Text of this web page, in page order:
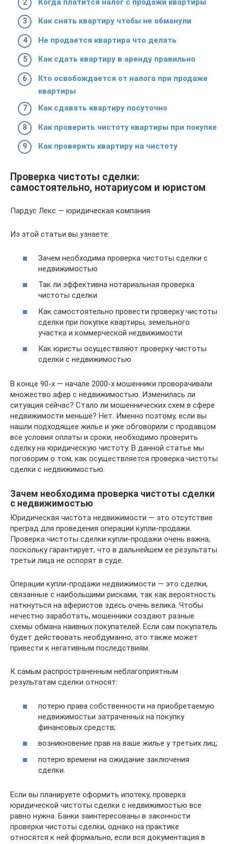
Когда платится налог с продажи квартиры
Как снять квартиру чтобы не обманули
Не продается квартира что делать
Как сдать квартиру в аренду правильно
Кто освобождается от налога при продаже
квартиры
Как сдавать квартиру посуточно
Как проверить чистоту квартиры при покупке
Как проверить квартиру на чистоту
Проверка чистоты сделки:
самостоятельно, нотариусом и юристом
Пардус Лекс — юридическая компания
Из этой статьи вы узнаете:
Зачем необходима проверка чистоты сделки с
недвижимостью
Так ли эффективна нотариальная проверка
чистоты сделки
Как самостоятельно провести проверку чистоты
сделки при покупке квартиры, земельного
участка и коммерческой недвижимости
Как юристы осуществляют проверку чистоты
сделки с недвижимостью
В конце 90-х — начале 2000-х мошенники проворачивали
множество афер с недвижимостью. Изменилась ли
ситуация сейчас? Стало ли мошеннических схем в сфере
недвижимости меньше? Нет. Именно поэтому, если вы
нашли подходящее жилье и уже обговорили с продавцом
все условия оплаты и сроки, необходимо проверить
сделку на юридическую чистоту. В данной статье мы
поговорим о том, как осуществляется проверка чистоты
сделки с недвижимостью.
Зачем необходима проверка чистоты сделки
с недвижимостью
Юридическая чистота недвижимости — это отсутствие
преград для проведения операции купли-продажи.
Проверка чистоты сделки купли-продажи очень важна,
поскольку гарантирует, что в дальнейшем ее результаты
третьи лица не оспорят в суде.
Операции купли-продажи недвижимости — это сделки,
связанные с наибольшими рисками, так как вероятность
наткнуться на аферистов здесь очень велика. Чтобы
нечестно заработать, мошенники создают разные
схемы обмана наивных покупателей. Если сам покупатель
будет действовать необдуманно, это также может
привести к негативным последствиям.
К самым распространенным неблагоприятным
результатам сделки относят:
потерю права собственности на приобретаемую
недвижимостьи затраченных на покупку
финансовых средств;
возникновение прав на ваше жилье у третьих лиц;
потерю времени на ожидание заключения
сделки.
Если вы планируете оформить ипотеку, проверка
юридической чистоты сделки с недвижимостью все
равно нужна. Банки заинтересованы в законности
проверки чистоты сделки, однако на практике
относятся к ней формально, если вся документация в